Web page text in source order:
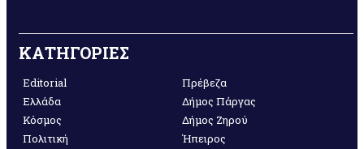
ΚΑΤΗΓΟΡΙΕΣ
Editorial
Ελλάδα
Κόσμος
Πολιτική
Πρέβεζα
Δήμος Πάργας
Δήμος Ζηρού
Ήπειρος